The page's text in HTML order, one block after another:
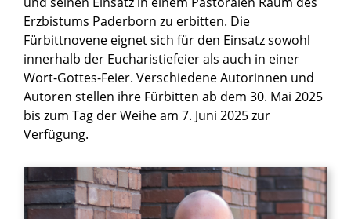
Erzbistums Paderborn zu erbitten. Die
Fürbittnovene eignet sich für den Einsatz sowohl
innerhalb der Eucharistiefeier als auch in einer
Wort-Gottes-Feier. Verschiedene Autorinnen und
Autoren stellen ihre Fürbitten ab dem 30. Mai 2025
bis zum Tag der Weihe am 7. Juni 2025 zur
Verfügung.